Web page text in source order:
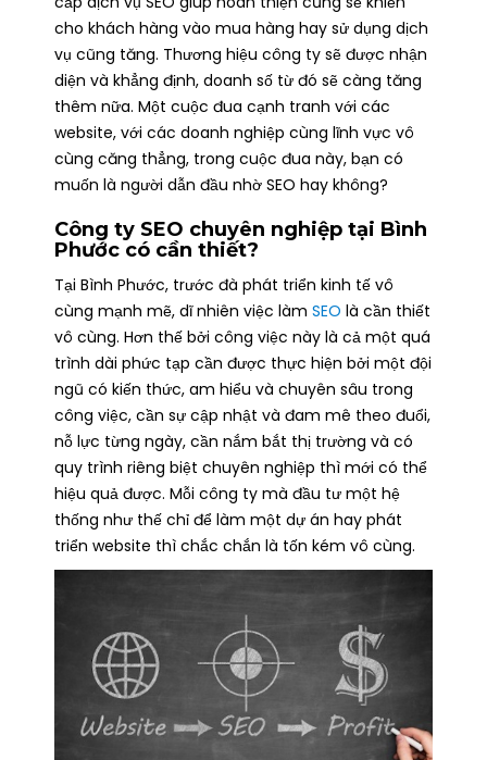
cho khách hàng vào mua hàng hay sử dụng dịch
vụ cũng tăng. Thương hiệu công ty sẽ được nhận
diện và khẳng định, doanh số từ đó sẽ càng tăng
thêm nữa. Một cuộc đua cạnh tranh với các
website, với các doanh nghiệp cùng lĩnh vực vô
cùng căng thẳng, trong cuộc đua này, bạn có
muốn là người dẫn đầu nhờ SEO hay không?
Công ty SEO chuyên nghiệp tại Bình
Phướccó cần thiết?
Tại Bình Phước, trước đà phát triển kinh tế vô
cùng mạnh mẽ, dĩ nhiên việc làm SEO là cần thiết
vô cùng. Hơn thế bởi công việc này là cả một quá
trình dài phức tạp cần được thực hiện bởi một đội
ngũ có kiến thức, am hiểu và chuyên sâu trong
công việc, cần sự cập nhật và đam mê theo đuổi,
nỗ lực từng ngày, cần nắm bắt thị trường và có
quy trình riêng biệt chuyên nghiệp thì mới có thể
hiệu quả được. Mỗi công ty mà đầu tư một hệ
thống như thế chỉ để làm một dự án hay phát
triển website thì chắc chắn là tốn kém vô cùng.